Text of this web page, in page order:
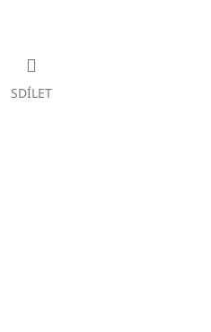
SDÍLET